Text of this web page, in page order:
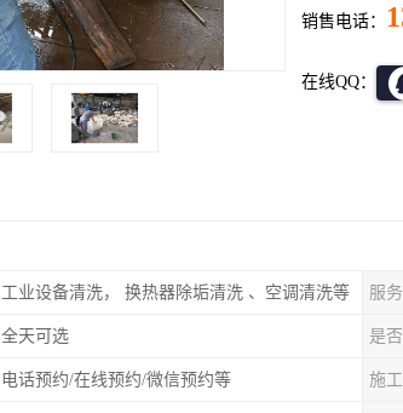
销售电话：
在线QQ：
工业设备清洗， 换热器除垢清洗 、空调清洗等 服
全天可选 是
电话预约/在线预约/微信预约等 施